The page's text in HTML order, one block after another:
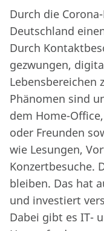
Durch die
Deutschland
Durch
gezwungen,
Lebensbereichen
Phänomen sind
dem Home-
oder Freunden
wie Lesungen,
Konzertbesuche.
bleiben. Das hat
und investiert
Dabei gibt es IT-